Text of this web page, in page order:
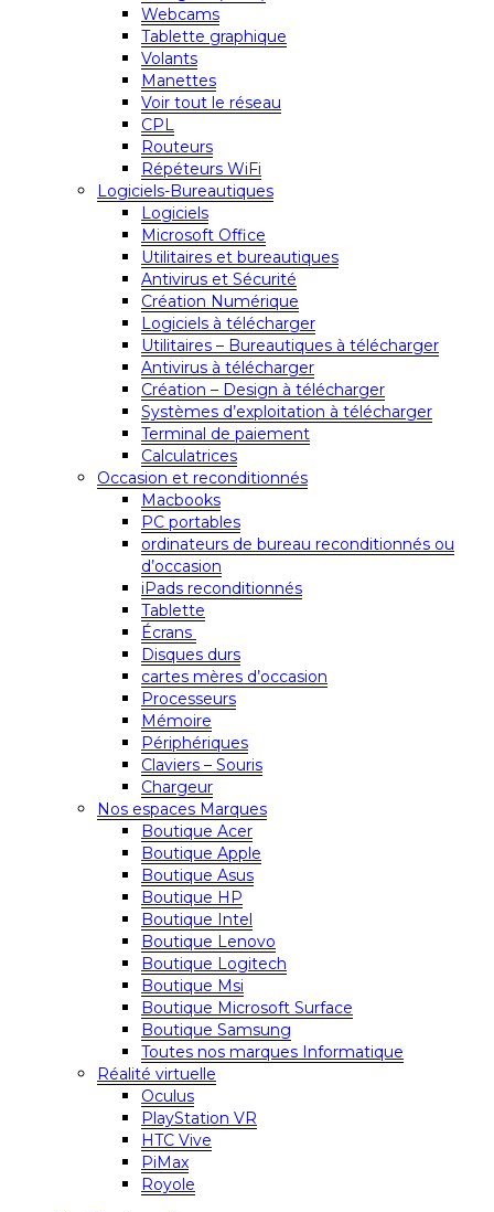
Webcams
Tablette graphique
Volants
Manettes
Voir tout le réseau
CPL
Routeurs
Répéteurs WiFi
Logiciels-Bureautiques
Logiciels
Microsoft Office
Utilitaires et bureautiques
Antivirus et Sécurité
Création Numérique
Logiciels à télécharger
Utilitaires – Bureautiques à télécharger
Antivirus à télécharger
Création – Design à télécharger
Systèmes d’exploitation à télécharger
Terminal de paiement
Calculatrices
Occasion et reconditionnés
Macbooks
PC portables
ordinateurs de bureau reconditionnés ou
d’occasion
iPads reconditionnés
Tablette
Écrans
Disques durs
cartes mères d’occasion
Processeurs
Mémoire
Périphériques
Claviers – Souris
Chargeur
Nos espaces Marques
Boutique Acer
Boutique Apple
Boutique Asus
Boutique HP
Boutique Intel
Boutique Lenovo
Boutique Logitech
Boutique Msi
Boutique Microsoft Surface
Boutique Samsung
Toutes nos marques Informatique
Réalité virtuelle
Oculus
PlayStation VR
HTC Vive
PiMax
Royole